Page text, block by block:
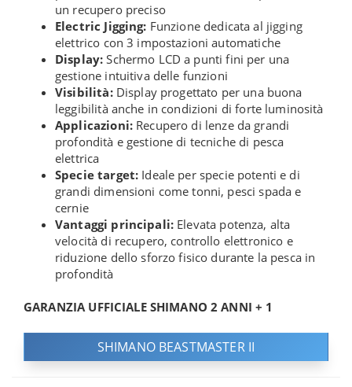
un recupero preciso
Electric Jigging: Funzione dedicata al jigging
elettrico con 3 impostazioni automatiche
Display: Schermo LCD a punti fini per una
gestione intuitiva delle funzioni
Visibilità:Display progettato per una buona
leggibilità anche in condizioni di forte luminosità
Applicazioni:Recupero di lenze da grandi
profondità e gestione di tecniche di pesca
elettrica
Specie target: Ideale per specie potenti e di
grandi dimensioni come tonni, pesci spada e
cernie
Vantaggi principali: Elevata potenza, alta
velocità di recupero, controllo elettronico e
riduzione dello sforzo fisico durante la pesca in
profondità
GARANZIA UFFICIALE SHIMANO 2 ANNI + 1
SHIMANO BEASTMASTER II